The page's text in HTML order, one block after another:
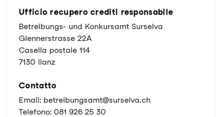
Ufficio recupero crediti responsabile
Betreibungs- und Konkursamt Surselva
Glennerstrasse 22A
Casella postale 114
7130 Ilanz
Contatto
Email: betreibungsamt@surselva.ch
Telefono: 081 926 25 30